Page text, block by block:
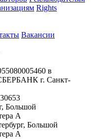
Rights
Вакансии
в
г. Санкт-
Большой
А
Большой
А